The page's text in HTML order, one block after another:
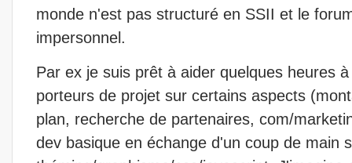
monde n'est pas structuré en SSII et le
impersonnel.
Par ex je suis prêt à aider quelques heures
porteurs de projet sur certains aspects
plan, recherche de partenaires, com/
dev basique en échange d'un coup de main